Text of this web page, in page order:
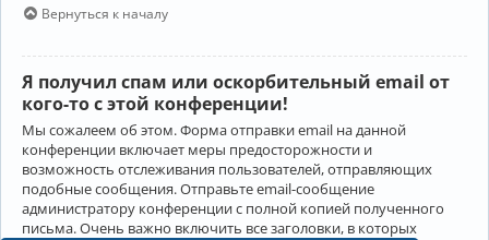
Вернуться к началу
Я получил спам или оскорбительный email от
кого-то с этой конференции!
Мы сожалеем об этом. Форма отправки email на данной
конференции включает меры предосторожности и
возможность отслеживания пользователей, отправляющих
подобные сообщения. Отправьте email-сообщение
администратору конференции с полной копией полученного
письма. Очень важно включить все заголовки, в которых